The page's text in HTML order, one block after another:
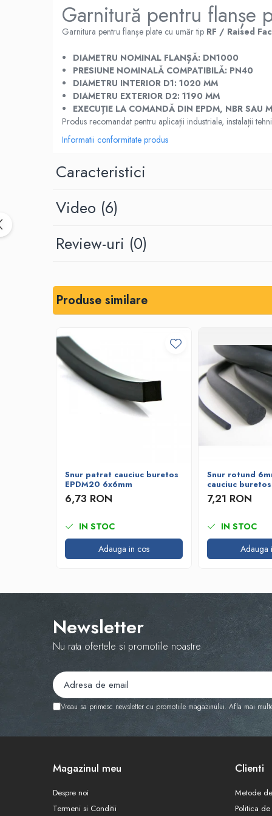
Placi din cauciuc spongios
EPDM Spongios
Marsit (clingherit)
Covoare cauciuc antiderapant
Covor din granule de cauciuc
Protectie la electrocutare
Aparate reazem din neopren
Benzi transportoare
Banda transportoare din cauciuc
Placa cauciucare tamburi
Racleti benzi transportoare
Razuitoare lame zapada
Produse Siguranta Traficului
Conuri reflectorizante
Limitatore de viteza
Covorase de intrare
Garnitură pentru flanșe
Garnitura pentru flanșe plate cu umăr tip RF / Raised
DIAMETRU NOMINAL FLANȘĂ: DN1000
PRESIUNE NOMINALĂ COMPATIBILĂ: PN40
DIAMETRU INTERIOR D1: 1020 MM
DIAMETRU EXTERIOR D2: 1190 MM
EXECUȚIE LA COMANDĂ DIN EPDM, NBR
Produs recomandat pentru aplicații industriale, instalații
Informatii conformitate produs
Caracteristici
Video (6)
Review-uri (0)
Produse similare
Snur patrat cauciuc buretos
EPDM20 6x6mm
6,73 RON
IN STOC
Adauga in cos
Snur rotund
cauciuc
7,21 RON
IN STOC
Adauga
Newsletter
Nu rata ofertele si promotiile noastre
Vreau sa primesc newsletter cu promotiile magazinului. Afla mai
Magazinul meu
Despre noi
Termeni si Conditii
Clienti
Metode
Politica de